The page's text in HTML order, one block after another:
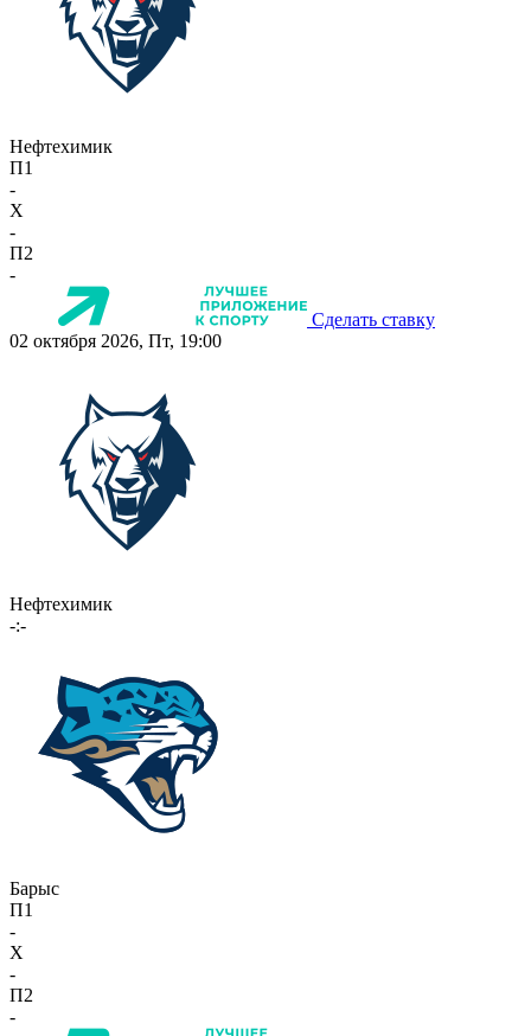
Нефтехимик
П1
-
X
-
П2
-
Сделать ставку
02 октября 2026, Пт, 19:00
Нефтехимик
-:-
Барыс
П1
-
X
-
П2
-